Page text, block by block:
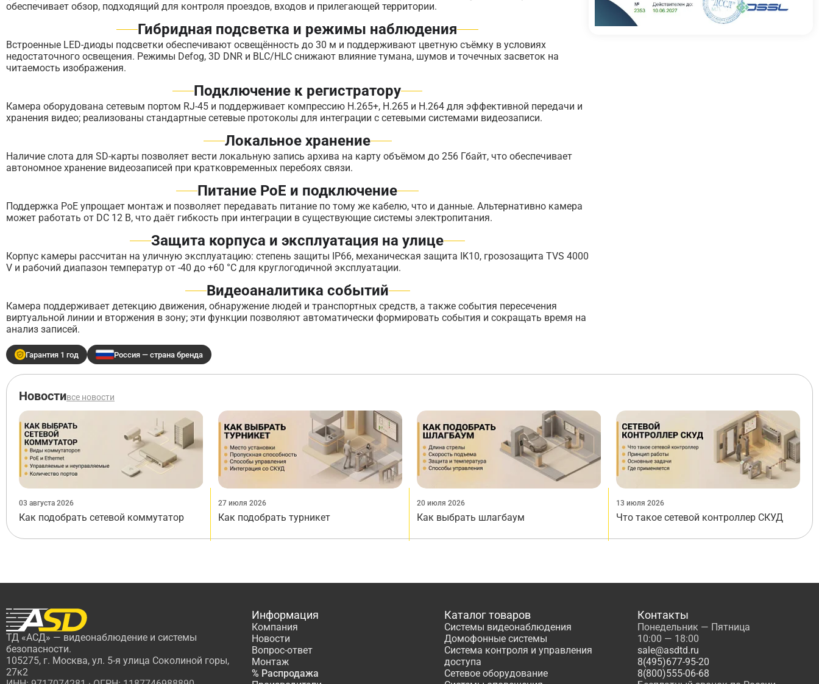
обеспечивает обзор, подходящий для контроля проездов, входов и прилегающей территории.
Гибридная подсветка и режимы наблюдения
Встроенные LED-диоды подсветки обеспечивают освещённость до 30 м и поддерживают цветную съёмку в условиях
недостаточного освещения. Режимы Defog, 3D DNR и BLC/HLC снижают влияние тумана, шумов и точечных засветок на
читаемость изображения.
Подключение к регистратору
Камера оборудована сетевым портом RJ-45 и поддерживает компрессию H.265+, H.265 и H.264 для эффективной передачи и
хранения видео; реализованы стандартные сетевые протоколы для интеграции с сетевыми системами видеозаписи.
Локальное хранение
Наличие слота для SD-карты позволяет вести локальную запись архива на карту объёмом до 256 Гбайт, что обеспечивает
автономное хранение видеозаписей при кратковременных перебоях связи.
Питание PoE и подключение
Поддержка PoE упрощает монтаж и позволяет передавать питание по тому же кабелю, что и данные. Альтернативно камера
может работать от DC 12 В, что даёт гибкость при интеграции в существующие системы электропитания.
Защита корпуса и эксплуатация на улице
Корпус камеры рассчитан на уличную эксплуатацию: степень защиты IP66, механическая защита IK10, грозозащита TVS 4000
V и рабочий диапазон температур от -40 до +60 °C для круглогодичной эксплуатации.
Видеоаналитика событий
Камера поддерживает детекцию движения, обнаружение людей и транспортных средств, а также события пересечения
виртуальной линии и вторжения в зону; эти функции позволяют автоматически формировать события и сокращать время на
анализ записей.
Гарантия 1 год Россия — страна бренда
Новостивсе новости
03 августа 2026
Как подобрать сетевой коммутатор
27 июля 2026
Как подобрать турникет
20 июля 2026
Как выбрать шлагбаум
13 июля 2026
Что такое сетевой контроллер СКУД
ТД «АСД» — видеонаблюдение и системы
безопасности.
105275, г. Москва, ул. 5-я улица Соколиной горы,
27к2
Информация
Компания
Новости
Вопрос-ответ
Монтаж
% Распродажа
Каталог товаров
Системы видеонаблюдения
Домофонные системы
Система контроля и управления
доступа
Сетевое оборудование
Контакты
Понедельник — Пятница
10:00 — 18:00
sale@asdtd.ru
8(495)677-95-20
8(800)555-06-68